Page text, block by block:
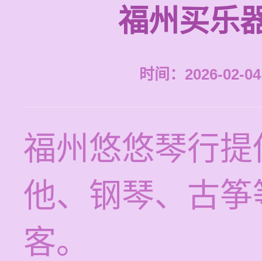
福州买乐
时间：2026-02-
福州悠悠琴行
他、钢琴、古
客。